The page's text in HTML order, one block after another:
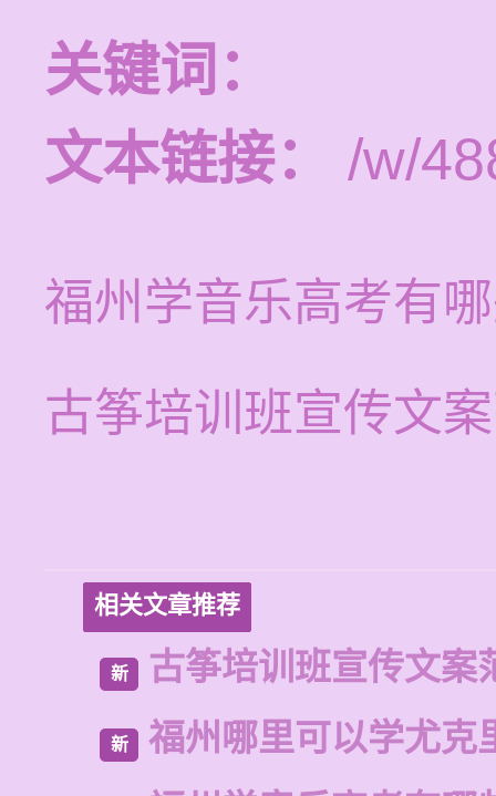
关键词：
文本链接：
/w/
福州学音乐高考有
古筝培训班宣传文
相关文章推荐
新 古筝培训班宣传文案
新
福州哪里可以学尤克